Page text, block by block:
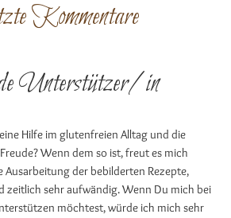
Kommentare
Unterstützer/in
Hilfe im glutenfreien Alltag und die
Wenn dem so ist, freut es mich
Ausarbeitung der bebilderten Rezepte,
zeitlich sehr aufwändig. Wenn Du mich bei
möchtest, würde ich mich sehr